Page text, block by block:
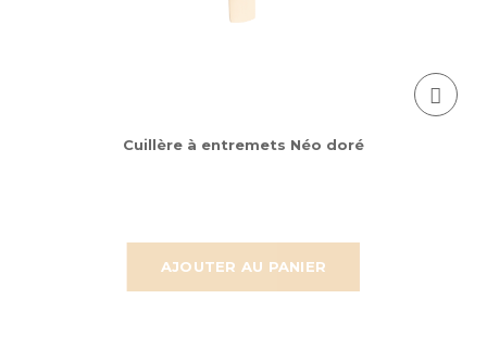
AJOUTER AU PANIER
Cuillère à entremets Néo doré